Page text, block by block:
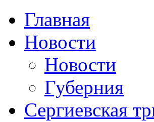
Главная
Новости
Новости
Губерния
Сергиевская